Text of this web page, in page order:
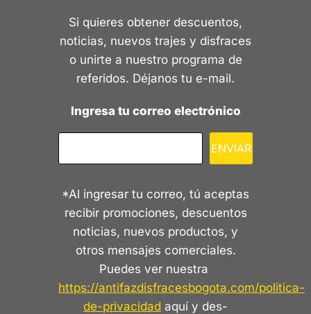
Si quieres obtener descuentos,
noticias, nuevos trajes y disfraces
o unirte a nuestro programa de
referidos. Déjanos tu e-mail.
Ingresa tu correo electrónico
ENVIAR
*Al ingresar tu correo, tú aceptas
recibir promociones, descuentos
noticias, nuevos productos, y
otros mensajes comerciales.
Puedes ver nuestra
https://antifazdisfracesbogota.com/politica-
de-privacidad aquí y des-